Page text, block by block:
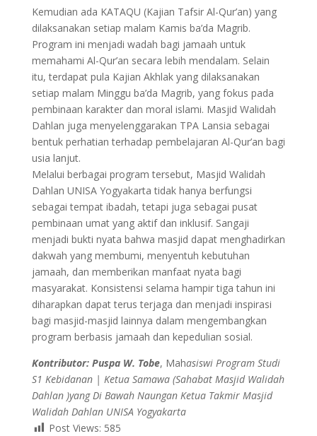
Kemudian ada KATAQU (Kajian Tafsir Al-Qur’an) yang
dilaksanakan setiap malam Kamis ba’da Magrib.
Program ini menjadi wadah bagi jamaah untuk
memahami Al-Qur’an secara lebih mendalam. Selain
itu, terdapat pula Kajian Akhlak yang dilaksanakan
setiap malam Minggu ba’da Magrib, yang fokus pada
pembinaan karakter dan moral islami. Masjid Walidah
Dahlan juga menyelenggarakan TPA Lansia sebagai
bentuk perhatian terhadap pembelajaran Al-Qur’an bagi
usia lanjut.
Melalui berbagai program tersebut, Masjid Walidah
Dahlan UNISA Yogyakarta tidak hanya berfungsi
sebagai tempat ibadah, tetapi juga sebagai pusat
pembinaan umat yang aktif dan inklusif. Sangaji
menjadi bukti nyata bahwa masjid dapat menghadirkan
dakwah yang membumi, menyentuh kebutuhan
jamaah, dan memberikan manfaat nyata bagi
masyarakat. Konsistensi selama hampir tiga tahun ini
diharapkan dapat terus terjaga dan menjadi inspirasi
bagi masjid-masjid lainnya dalam mengembangkan
program berbasis jamaah dan kepedulian sosial.
Kontributor: Puspa W. Tobe, Mahasiswi Program Studi
S1 Kebidanan | Ketua Samawa (Sahabat Masjid Walidah
Dahlan )yang Di Bawah Naungan Ketua Takmir Masjid
Walidah Dahlan UNISA Yogyakarta
Post Views: 585